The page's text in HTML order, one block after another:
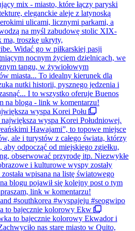
wyspa Korei Połu
to bajecznie kolorowy Ekw